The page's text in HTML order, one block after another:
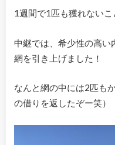
1週間で1匹も獲れないこ
中継では、希少性の高い
網を引き上げました！
なんと網の中には2匹も
の借りを返したぞー笑）